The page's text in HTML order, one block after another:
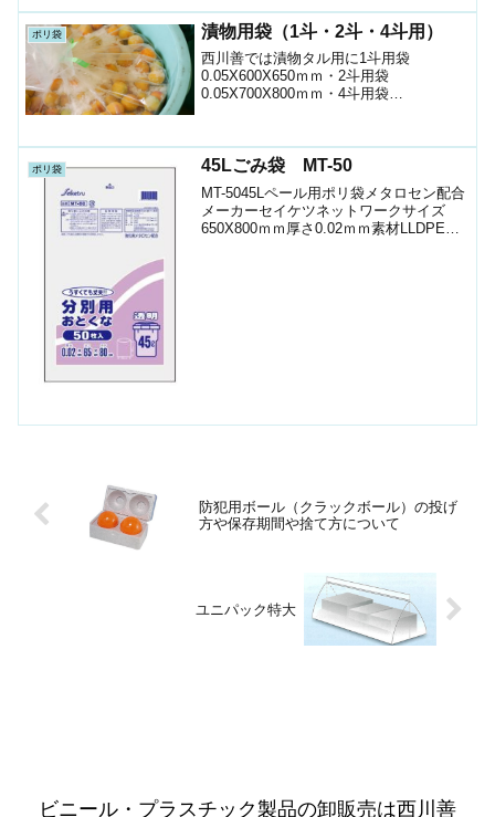
ポリ袋 漬物用袋（1斗・2斗・4斗用）
西川善では漬物タル用に1斗用袋
0.05X600X650ｍｍ・2斗用袋
0.05X700X800ｍｍ・4斗用袋
ポリ袋 45Lごみ袋 MT-50
MT-5045Lペール用ポリ袋メタロセン配合
メーカーセイケツネットワークサイズ
650X800ｍｍ厚さ0.02ｍｍ素材LLDPE色
防犯用ボール（クラックボール）の投げ
方や保存期間や捨て方について
ユニパック特大
ビニール・プラスチック製品の卸販売は西川善